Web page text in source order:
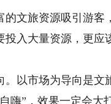
文旅资源吸引游客
入大量资源，更应
以市场为导向是文
嗨”，效果一定会大